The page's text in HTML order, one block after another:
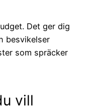
Det ger dig
besvikelser
som spräcker
vill